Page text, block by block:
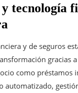
tecnología
y de seguros
gracias a
como préstamos
automatizado,